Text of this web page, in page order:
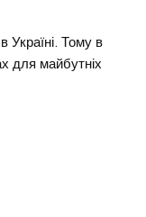
Україні. Тому в
для майбутніх